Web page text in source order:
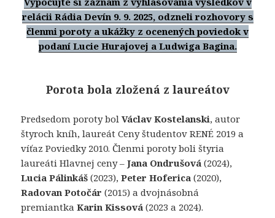
relácii Rádia Devín 9. 9. 2025, odzneli rozhovory s
členmi poroty a ukážky z ocenených poviedok v
podaní Lucie Hurajovej a Ludwiga Bagina.
Porota bola zložená z laureátov
Predsedom poroty bolVáclav Kostelanski, autor
štyroch kníh, laureát Ceny študentov RENÉ 2019 a
víťaz Poviedky 2010. Členmi poroty boli štyria
laureáti Hlavnej ceny –Jana Ondrušová (2024),
Lucia Pálinkáš (2023),Peter Hoferica (2020),
Radovan Potočár (2015) a dvojnásobná
premiantkaKarin Kissová (2023 a 2024).